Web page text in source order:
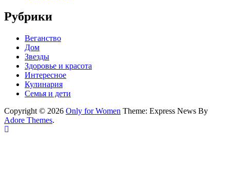
Рубрики
Веганство
Дом
Звезды
Здоровье и красота
Интересное
Кулинария
Семья и дети
Copyright © 2026 Only for Women Theme: Express News By
Adore Themes.